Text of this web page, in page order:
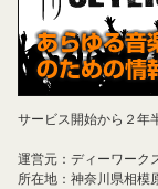
サービス開始から２年
運営元：ディーワーク
所在地：神奈川県相模